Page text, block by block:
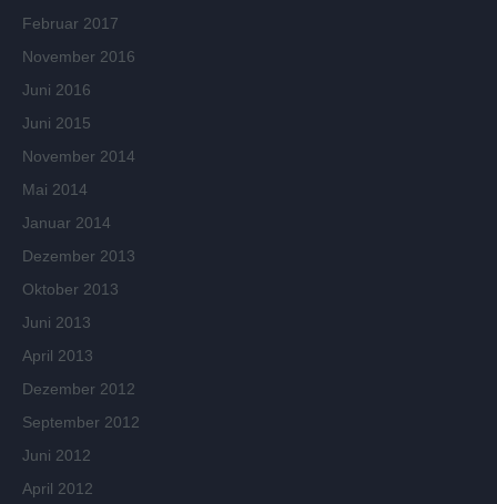
Februar 2017
November 2016
Juni 2016
Juni 2015
November 2014
Mai 2014
Januar 2014
Dezember 2013
Oktober 2013
Juni 2013
April 2013
Dezember 2012
September 2012
Juni 2012
April 2012